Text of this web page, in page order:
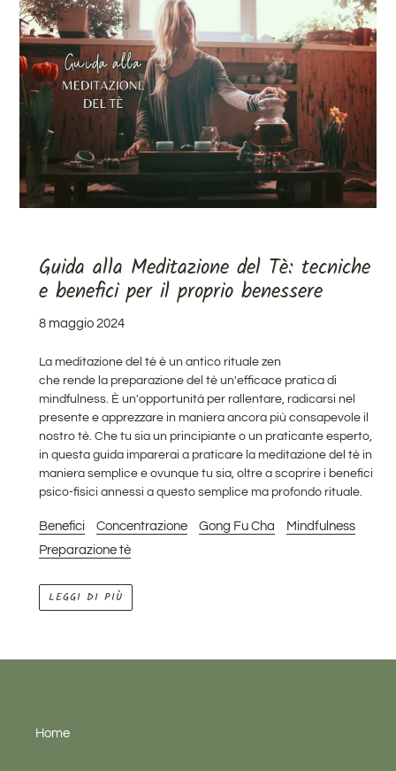
Guida alla Meditazione del Tè: tecniche
e benefici per il proprio benessere
8 maggio 2024
La meditazione del tè è un antico rituale zen
che rende la preparazione del tè un'efficace pratica di
mindfulness. È un'opportunità per rallentare, radicarsi nel
presente e apprezzare in maniera ancora più consapevole il
nostro tè. Che tu sia un principiante o un praticante esperto,
in questa guida imparerai a praticare la meditazione del tè in
maniera semplice e ovunque tu sia, oltre a scoprire i benefici
psico-fisici annessi a questo semplice ma profondo rituale.
Benefici Concentrazione Gong Fu Cha
Mindfulness
Preparazione tè
LEGGI DI PIÙ
Home